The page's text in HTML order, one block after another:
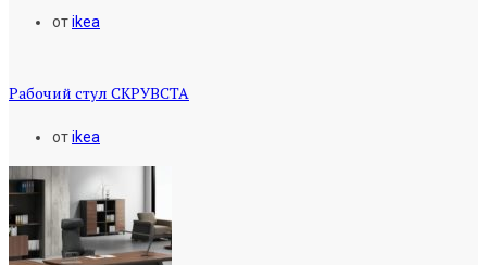
отikea
Рабочий стул СКРУВСТА
отikea